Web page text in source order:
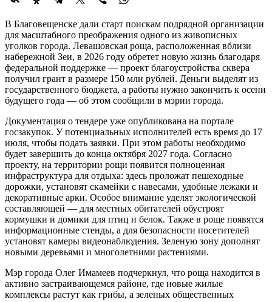
В Благовещенске дали старт поискам подрядной организации
для масштабного преображения одного из живописных
уголков города. Левашовская роща, расположенная вблизи
набережной Зеи, в 2026 году обретет новую жизнь благодаря
федеральной поддержке — проект благоустройства сквера
получил грант в размере 150 млн рублей. Деньги выделят из
государственного бюджета, а работы нужно закончить к осени
будущего года — об этом сообщили в мэрии города.
Документация о тендере уже опубликована на портале
госзакупок. У потенциальных исполнителей есть время до 17
июля, чтобы подать заявки. При этом работы необходимо
будет завершить до конца октября 2027 года. Согласно
проекту, на территории рощи появится полноценная
инфраструктура для отдыха: здесь проложат пешеходные
дорожки, установят скамейки с навесами, удобные лежаки и
декоративные арки. Особое внимание уделят экологической
составляющей — для местных обитателей обустроят
кормушки и домики для птиц и белок. Также в роще появятся
информационные стенды, а для безопасности посетителей
установят камеры видеонаблюдения. Зеленую зону дополнят
новыми деревьями и многолетними растениями.
Мэр города Олег Имамеев подчеркнул, что роща находится в
активно застраивающемся районе, где новые жилые
комплексы растут как грибы, а зеленых общественных